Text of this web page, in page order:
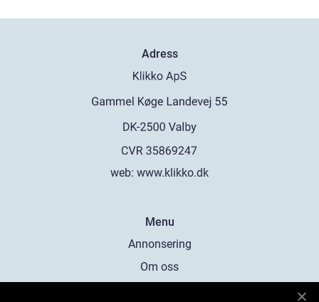
Adress
web: www.klikko.dk
Menu
Annonsering
Om oss